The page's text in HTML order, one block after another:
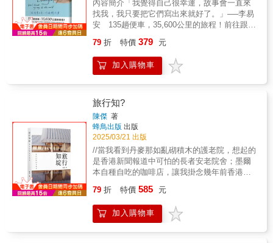
行體驗。 本書用溫暖的插畫與細膩文字，記錄
繪下台灣各地旅行，以及馬來西亞、日本城市
散策時的所見所感。從基隆的彩色漁港到檳城
美食之都、京都清酒之城；從西門紅樓的歷史
只收藏了城市的風景，也保存了旅行回憶的溫
度。 除了旅圖繪記與文化觀察，還有實用的手
帳教學。無論是新手或興趣玩家，都能跟著從
的旅程日記。 慢慢畫、慢慢寫，把每一次旅行
都變成一幅永不褪色的風景。 & 誠摯推薦 【&
&王傑的繪畫天堂& &】∣藝術家 王傑 【&
&Joan的筆下世界& &】∣藝術家 吳秀瓊 &【& &
繪旅行& &】∣藝術家 朱啟助 【& &一尾& &】∣
藝術家 一尾
內容簡介「我覺得自己很幸運，故事會一直來
找我，我只要把它們寫出來就好了。」──李易
安 135趟便車，35,600公里的旅程！前往跟著
離別。大膽探索地圖上的空白處，品味的不只
是旅行，而是一段段真實人生，一個個世界的
入口。搭便車不只是旅行，而是遇見多個世界
趟便車，足跡橫跨南美、歐洲、中亞，移動了3
萬5千6百公里。《搭便車不是一件隨機的事》
這本書，裝載了他不斷移動的冒險歲月。．田
野調查地圖上迷人空白李易安的第一次便車行
是個意外。隨著經驗增多，他發現，搭便車這
個移動方式，能鑽入觀光手冊的留白、旅行團
體驗不了的生活，而且搭便車看似隨機，實則
一點也不，因為會選擇如此旅行，和會選擇為
了旅人停下車的人，往往有著相同特質。而地
是田野調查這些空白裡人、事、物的好方
法。．跟著旅行團到不了的地方便車之旅，發
生在從一個定點移動到下一個定點的途中。人
79 折 特價 379 元
加入購物車
旅行知?
陳傑 著
蜂鳥出版 出版
2025/03/21 出版
//當我看到丹麥那如亂砌積木的護老院，想起的
是香港新聞報道中可怕的長者安老院舍；墨爾
本自種自吃的咖啡店，讓我掛念幾年前香港曾
墓碑搬遷歷史，跟我曾經接觸的小農逼遷事
件，荒唐程度不遑多讓；當香港古蹟一幢接一
幢倒下，假若真的沒能留住，是否能夠參考東
79 折 特價 585 元
加入購物車